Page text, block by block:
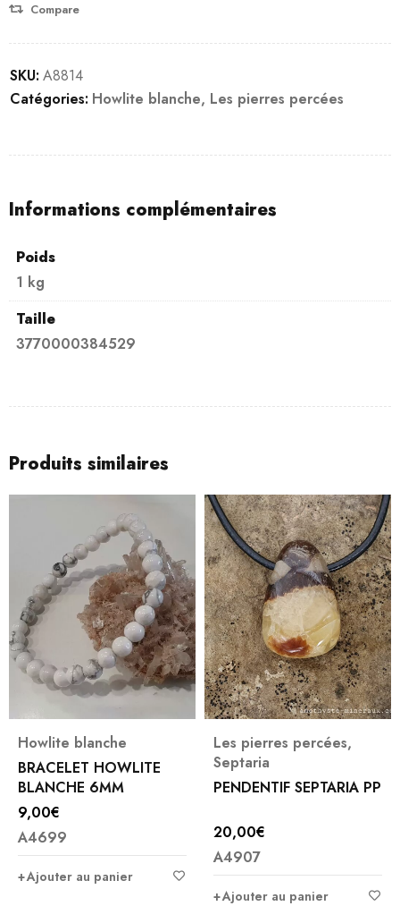
Compare
SKU: A8814
Catégories: Howlite blanche, Les pierres percées
Informations complémentaires
Poids
1 kg
Taille
3770000384529
Produits similaires
Howlite blanche
BRACELET HOWLITE
BLANCHE 6MM
9,00€
A4699
Ajouter au panier
Les pierres percées,
Septaria
PENDENTIF SEPTARIA PP
20,00€
A4907
Ajouter au panier